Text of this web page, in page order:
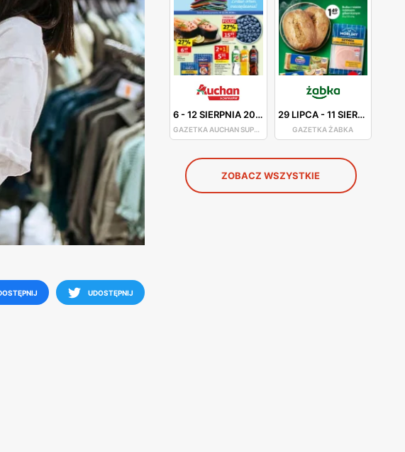
UDOSTĘPNIJ
6-12 SIERPNIA 2026
GAZETKA AUCHAN SUPERMARKET
29 LIPCA-11 SIERPNIA 2026
GAZETKA ŻABKA
ZOBACZ WSZYSTKIE